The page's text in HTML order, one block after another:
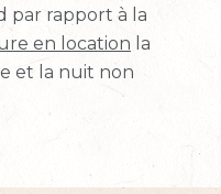
par rapport à la
en location la
et la nuit non